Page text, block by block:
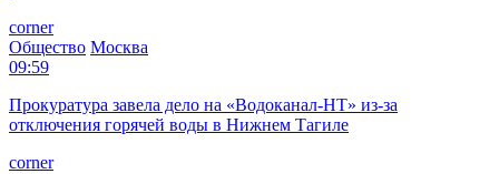
corner
Общество Москва
09:59
Прокуратура завела дело на «Водоканал-НТ» из-за
отключения горячей воды в Нижнем Тагиле
corner